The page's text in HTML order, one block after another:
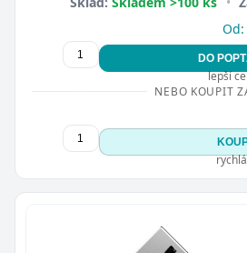
Od:
DO
lepší
NEBO KOUPIT